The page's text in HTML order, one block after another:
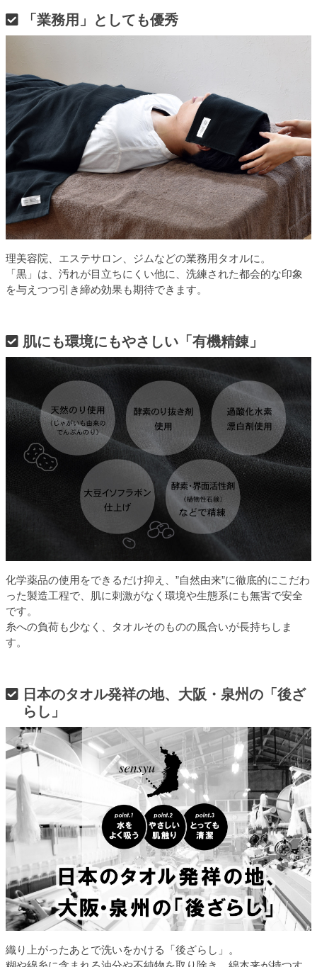
「業務用」としても優秀
理美容院、エステサロン、ジムなどの業務用タオルに。
「黒」は、汚れが目立ちにくい他に、洗練された都会的な印象
を与えつつ引き締め効果も期待できます。
肌にも環境にもやさしい「有機精錬」
化学薬品の使用をできるだけ抑え、”自然由来”に徹底的にこだわ
った製造工程で、肌に刺激がなく環境や生態系にも無害で安全
です。
糸への負荷も少なく、タオルそのものの風合いが長持ちしま
す。
日本のタオル発祥の地、大阪・泉州の「後ざ
らし」
織り上がったあとで洗いをかける「後ざらし」。